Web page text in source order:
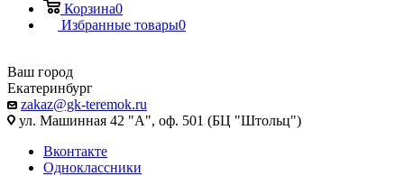
Корзина0
Избранные товары0
Ваш город
Екатеринбург
zakaz@gk-teremok.ru
ул. Машинная 42 "А", оф. 501 (БЦ "Штольц")
Вконтакте
Одноклассники